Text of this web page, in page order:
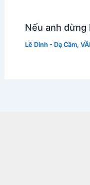
Nếu anh đừng
Lê Dinh - Dạ Cầm,